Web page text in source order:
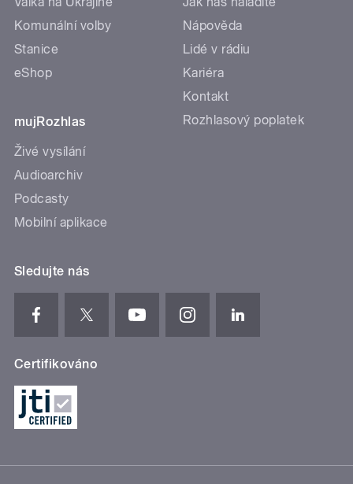
Komunální volby
Stanice
eShop
mujRozhlas
Živé vysílání
Audioarchiv
Podcasty
Mobilní aplikace
Nápověda
Lidé v rádiu
Kariéra
Kontakt
Rozhlasový poplatek
Sledujte nás
Certifikováno